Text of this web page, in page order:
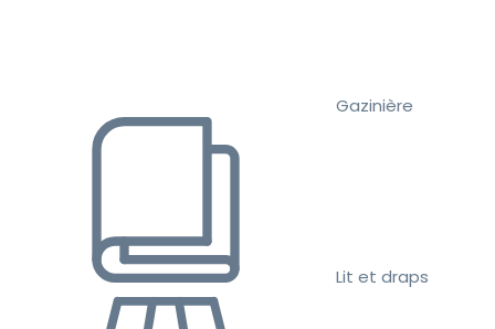
Gazinière
Lit et draps